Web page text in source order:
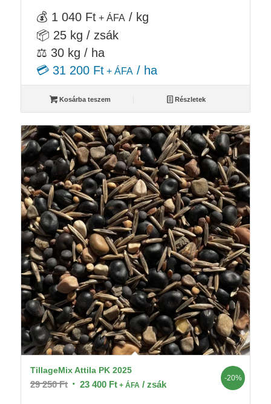
💰 1 040 Ft+ ÁFA / kg
📦 25 kg / zsák
⚖️ 30 kg / ha
💳 31 200 Ft+ ÁFA/ ha
Kosárba teszem Részletek
TillageMix Attila PK 2025
29 250Ft Original
23 400 FtCurrent
+ ÁFA / zsák
-20%